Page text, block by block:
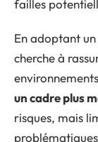
failles
En adoptant
cherche à
un cadre plus
risques, mais